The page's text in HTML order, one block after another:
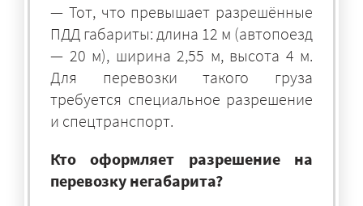
— Тот, что превышает разрешённые
ПДД габариты: длина 12 м (автопоезд
— 20 м), ширина 2,55 м, высота 4 м.
Для перевозки такого груза
требуется специальное разрешение
и спецтранспорт.
Кто оформляет разрешение на
перевозку негабарита?